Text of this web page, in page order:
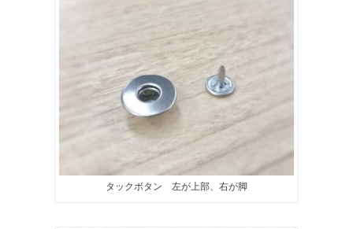
タックボタン 左が上部、右が脚